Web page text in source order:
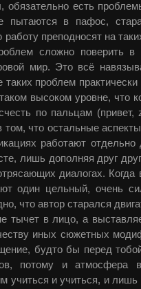
обязательно есть
пытаются в пафос,
преподносят на
сложно поверить
мир. Это всё
проблем
высоком уровне, что
по пальцам
что остальные
работают
лишь дополняя друг
диалогах.
один цельный, очень
что автор старался
тычет в лицо, а
иных сюжетных
будто бы перед
потому и атмосфера
и учиться, и лишь